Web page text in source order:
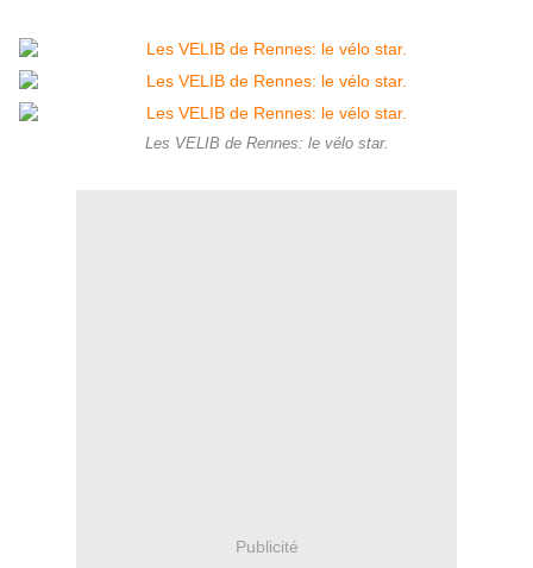
Les VELIB de Rennes: le vélo star.
Publicité